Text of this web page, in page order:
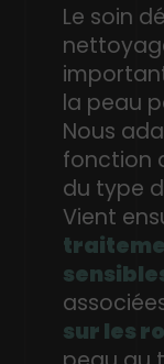
Le soin
la peau
Nous
fonction
du type
Vient
sur les